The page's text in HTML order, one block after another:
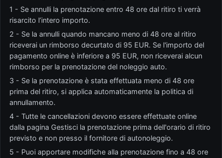
1 - Se annulli la prenotazione entro 48 ore dal ritiro ti verrà
risarcito l’intero importo.
2 - Se la annulli quando mancano meno di 48 ore al ritiro
riceverai un rimborso decurtato di 95 EUR. Se l'importo del
pagamento online è inferiore a 95 EUR, non riceverai alcun
rimborso per la prenotazione del noleggio auto.
3 - Se la prenotazione è stata effettuata meno di 48 ore
prima del ritiro, si applica automaticamente la politica di
annullamento.
4 - Tutte le cancellazioni devono essere effettuate online
dalla pagina Gestisci la prenotazione prima dell'orario di ritiro
previsto e non presso il fornitore di autonoleggio.
5 - Puoi apportare modifiche alla prenotazione fino a 48 ore